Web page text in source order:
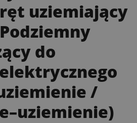
uziemiający
do
/